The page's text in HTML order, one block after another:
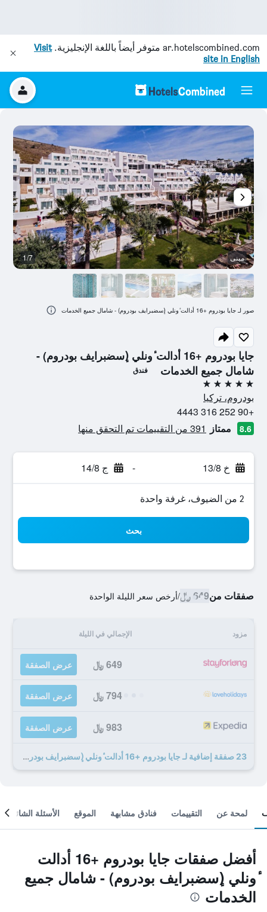
ar.hotelscombined.com متوفر أيضاً باللغة الإنجليزية.Visit
site in English
جايا بودروم +16 أدالت ٔونلي (ٕسضبرايف بودروم) -
شامال جميع الخدمات
فندق
5 نجوم
بودروم، تركيا
+90 252 316 4443
8.6 ممتاز 391 من التقييمات تم التحقق منها
خ 13/8 - ج 14/8
2 من الضيوف، غرفة واحدة
بحث
صفقات من649 ﷼ /أرخص سعر الليلة الواحدة
مزود الإجمالي في الليلة
649 ﷼ عرض الصفقة
794 ﷼ عرض الصفقة
983 ﷼ عرض الصفقة
23 صفقة إضافية لـ جايا بودروم +16 أدالت ٔونلي (ٕسضبرايف بودروم) - شامال جميع الخدمات
مبنى 1/7
صور لـ جايا بودروم +16 أدالت ٔونلي (ٕسضبرايف بودروم) - شامال جميع الخدمات
لمحة عن التقييمات فنادق مشابهة الموقع الأسئلة الشائعة
أفضل صفقات جايا بودروم +16 أدالت
ٔونلي (ٕسضبرايف بودروم) - شامال جميع
الخدمات